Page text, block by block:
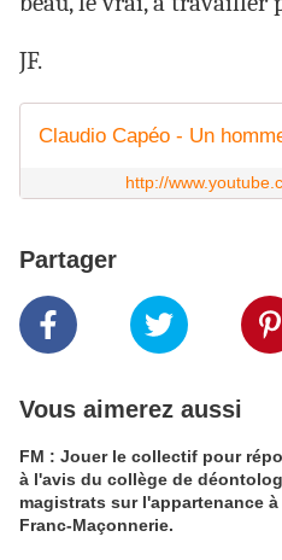
JF.
Claudio Capéo - Un
http://
Partager
Vous aimerez aussi
FM : Jouer le collectif pour
à l'avis du collège de
magistrats sur l'appartenance à
Franc-Maçonnerie.